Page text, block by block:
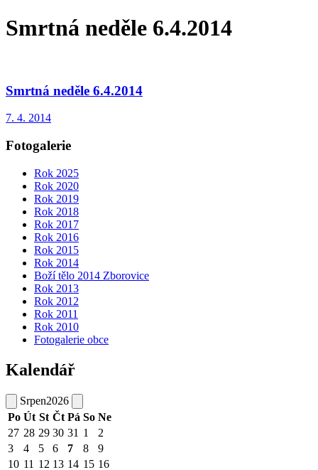
Smrtná neděle 6.4.2014
Smrtná neděle 6.4.2014
7. 4. 2014
Fotogalerie
Rok 2025
Rok 2020
Rok 2019
Rok 2018
Rok 2017
Rok 2016
Rok 2015
Rok 2014
Boží tělo 2014 Zborovice
Rok 2013
Rok 2012
Rok 2011
Rok 2010
Fotogalerie obce
Kalendář
Srpen2026
Po Út St Čt Pá So Ne
27 28 29 30 31 1
2
3
4 5 6 7 8
9
10 11 12 13 14 15 16